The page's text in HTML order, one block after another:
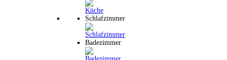
Schlafzimmer
Badezimmer